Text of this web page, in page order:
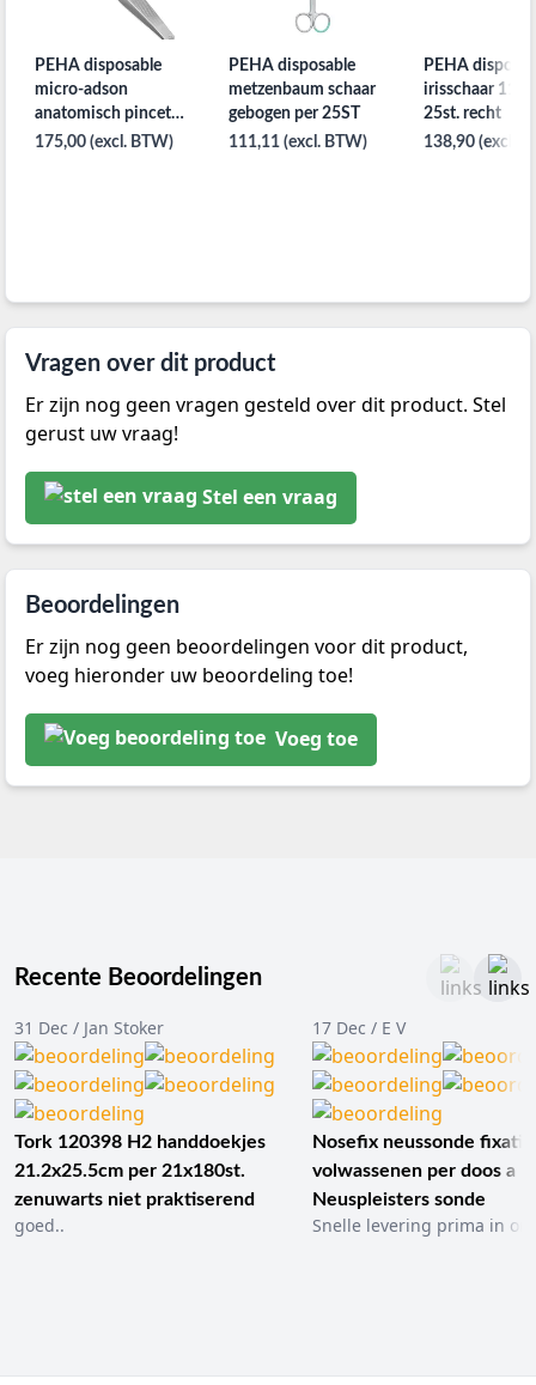
PEHA disposable
micro-adson
anatomisch pincet
12cm per 40st.
175,00 (excl. BTW)
PEHA disposable
metzenbaum schaar
gebogen per 25ST
111,11 (excl. BTW)
PEHA
irisschaar
25st. recht
138,90 (excl.
Vragen over dit product
Er zijn nog geen vragen gesteld over dit product. Stel
gerust uw vraag!
Stel een vraag
Beoordelingen
Er zijn nog geen beoordelingen voor dit product,
voeg hieronder uw beoordeling toe!
Voeg toe
Recente Beoordelingen
31 Dec / Jan Stoker
Tork 120398 H2 handdoekjes
21.2x25.5cm per 21x180st.
zenuwarts niet praktiserend
goed..
17 Dec / E V
Nosefix neussonde
volwassenen per doos a
Neuspleisters sonde
Snelle levering prima in